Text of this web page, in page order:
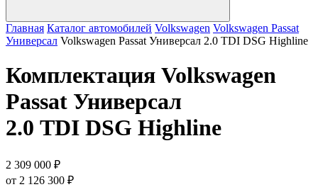
Главная Каталог автомобилей Volkswagen Volkswagen Passat
Универсал Volkswagen Passat Универсал 2.0 TDI DSG Highline
Комплектация Volkswagen
Passat Универсал
2.0 TDI DSG Highline
2 309 000 ₽
от 2 126 300 ₽